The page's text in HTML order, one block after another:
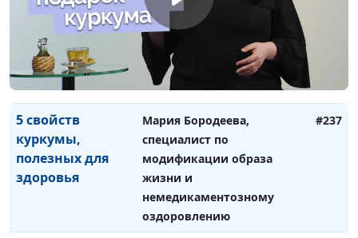
Корица — специя
молодости и
долголетия
Мария Бородеева,
специалист по
модификации образа жизни
и немедикаментозному
оздоровлению
5 свойств
куркумы,
полезных для
здоровья
Мария Бородеева,
специалист по
модификации образа
жизни и
немедикаментозному
оздоровлению
#237